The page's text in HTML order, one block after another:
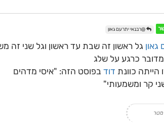
@רבנאי יתרעם גאון
גאון גל ראשון זה שבת עד ראשון וגל שני זה
כרגע על שלג
הייתה כוונת דוד בפוסט הזה: "איסי מדהים
קר ומשמעותי"